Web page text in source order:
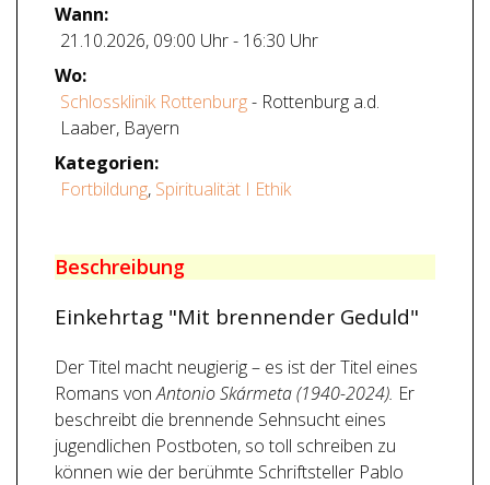
Wann:
21.10.2026, 09:00 Uhr- 16:30 Uhr
Wo:
Schlossklinik Rottenburg- Rottenburg a.d.
Laaber, Bayern
Kategorien:
Fortbildung, Spiritualität I Ethik
Beschreibung
Einkehrtag "Mit brennender Geduld"
Der Titel macht neugierig – es ist der Titel eines
Romans vonAntonio Skármeta (1940-2024). Er
beschreibt die brennende Sehnsucht eines
jugendlichen Postboten, so toll schreiben zu
können wie der berühmte Schriftsteller Pablo